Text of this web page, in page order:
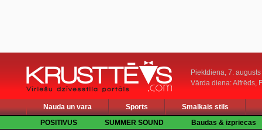
Piektdiena, 7. augusts
Vārda diena: Alfrēds,
Nauda un vara Sports
Smalkais stils
POSITIVUS
SUMMER SOUND Baudas & izpriecas